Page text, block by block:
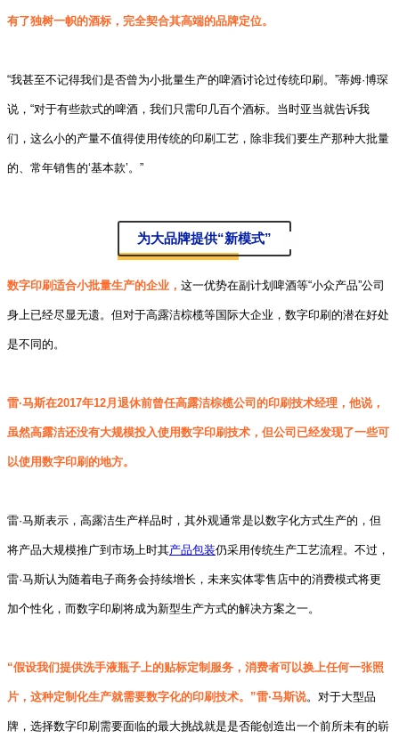
有了独树一帜的酒标，完全契合其高端的品牌定位。
“我甚至不记得我们是否曾为小批量生产的啤酒讨论过传统印刷。”蒂姆·博琛
说，“对于有些款式的啤酒，我们只需印几百个酒标。当时亚当就告诉我
们，这么小的产量不值得使用传统的印刷工艺，除非我们要生产那种大批量
的、常年销售的‘基本款’。”
为大品牌提供“新模式”
数字印刷适合小批量生产的企业， 这一优势在副计划啤酒等“小众产品”公司
身上已经尽显无遗。但对于高露洁棕榄等国际大企业，数字印刷的潜在好处
是不同的。
雷·马斯在2017年12月退休前曾任高露洁棕榄公司的印刷技术经理，他说，
虽然高露洁还没有大规模投入使用数字印刷技术，但公司已经发现了一些可
以使用数字印刷的地方。
雷·马斯表示，高露洁生产样品时，其外观通常是以数字化方式生产的，但
将产品大规模推广到市场上时其产品包装仍采用传统生产工艺流程。 不过，
雷·马斯认为随着电子商务会持续增长，未来实体零售店中的消费模式将更
加个性化，而数字印刷将成为新型生产方式的解决方案之一。
“假设我们提供洗手液瓶子上的贴标定制服务，消费者可以换上任何一张照
片，这种定制化生产就需要数字化的印刷技术。”雷·马斯说。对于大型品
牌，选择数字印刷需要面临的最大挑战就是是否能创造出一个前所未有的崭